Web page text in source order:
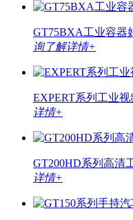
GT75BXA工业容器
询了解详情+
EXPERT系列工业
详情+
GT200HD系列高清
详情+